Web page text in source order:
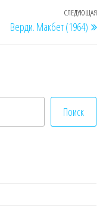
СЛЕДУЮЩАЯ
Верди. Макбет (1964)
Поиск